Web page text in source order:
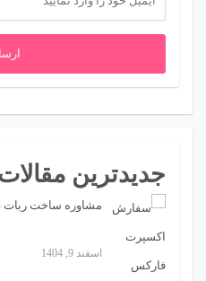
جدیدترین
مشاوره ساخت ربات
اسفند 9, 1404